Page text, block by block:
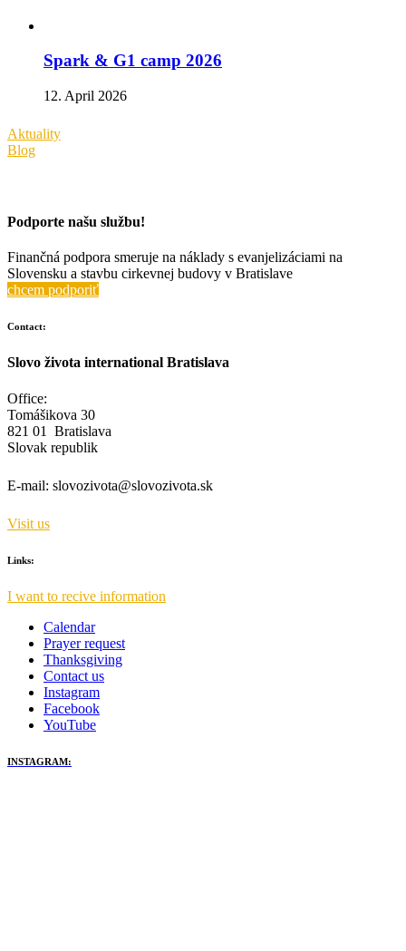
Spark & G1 camp 2026
12. April 2026
Aktuality
Blog
Podporte našu službu!
Finančná podpora smeruje na náklady s evanjelizáciami na
Slovensku a stavbu cirkevnej budovy v Bratislave
chcem podporiť
Contact:
Slovo života international Bratislava
Office:
Tomášikova 30
821 01 Bratislava
Slovak republik
E-mail: slovozivota@slovozivota.sk
Visit us
Links:
I want to recive information
Calendar
Prayer request
Thanksgiving
Contact us
Instagram
Facebook
YouTube
INSTAGRAM: